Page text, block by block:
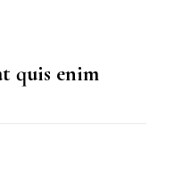
quis enim